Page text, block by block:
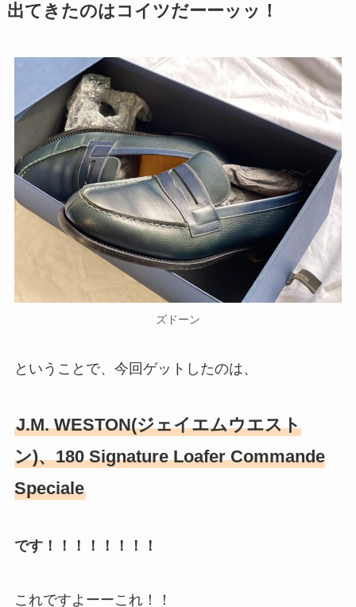
出てきたのはコイツだーーッッ！
ズドーン
ということで、今回ゲットしたのは、
J.M. WESTON(ジェイエムウエスト
ン)、180 Signature Loafer Commande
Speciale
です！！！！！！！！
これですよーーこれ！！